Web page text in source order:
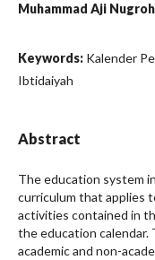
Muhammad Aji
Keywords: Kalender
Ibtidaiyah
Abstract
The education system
curriculum that applies
activities contained in
the education
academic and non-